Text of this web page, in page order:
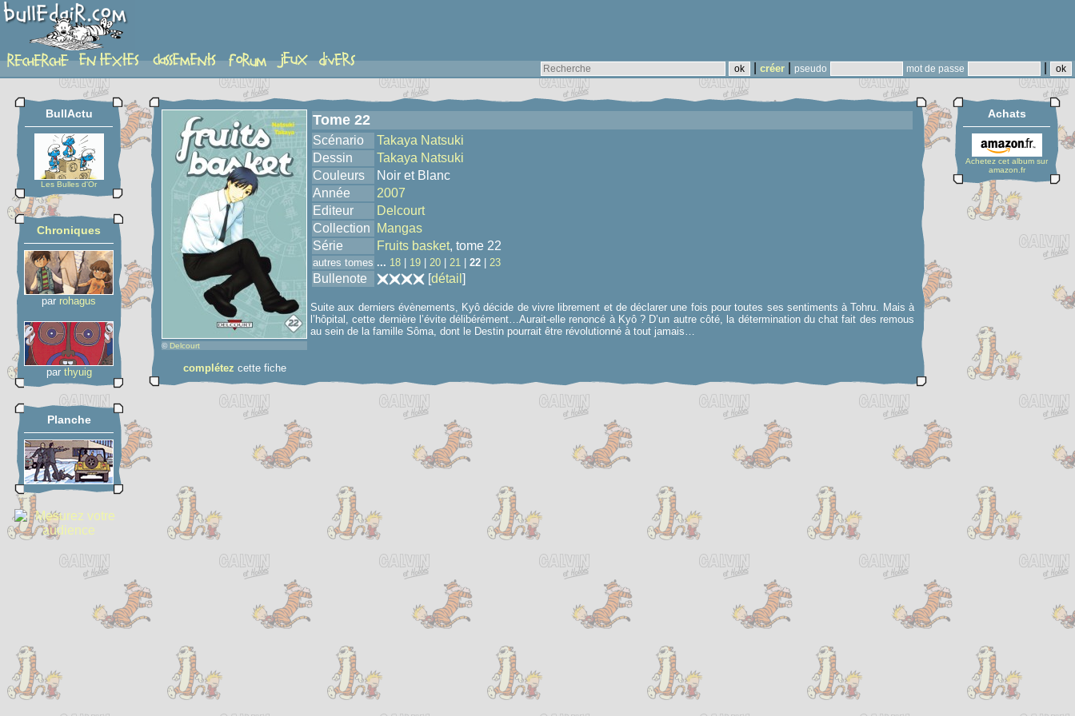
créer pseudo mot de passe
album
BullActu
Les Bulles d'Or
Chroniques
par rohagus
par thyuig
Planche
© Delcourt
complétez cette fiche
Tome 22
Scénario
Takaya Natsuki
Dessin
Takaya Natsuki
Couleurs
Noir et Blanc
Année
2007
Editeur
Delcourt
Collection
Mangas
Série
Fruits basket, tome 22
autres tomes ... 18 19 20 21 22 23
Bullenote [détail ]
Suite aux derniers évènements, Kyô décide de vivre librement et de déclarer une fois pour toutes ses sentiments à Tohru. Mais à
l’hôpital, cette dernière l’évite délibérément…Aurait-elle renoncé à Kyô ? D’un autre côté, la détermination du chat fait des remous
au sein de la famille Sôma, dont le Destin pourrait être révolutionné à tout jamais…
Achats
Achetez cet album sur
amazon.fr